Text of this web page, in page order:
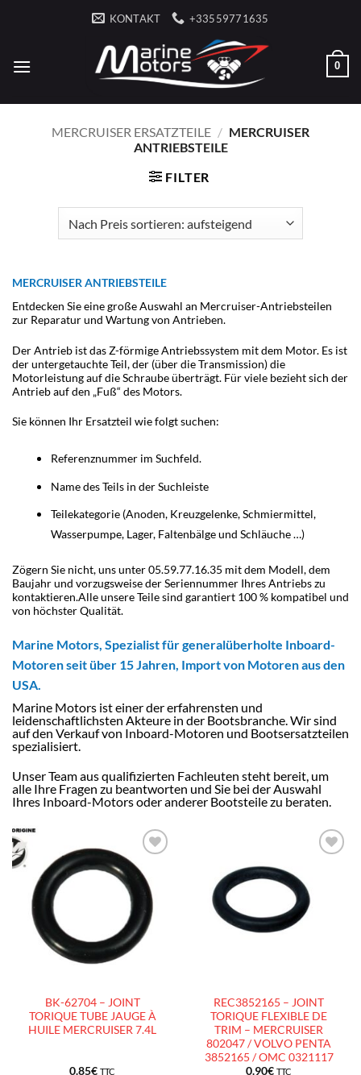
KONTAKT +33559771635
0
MERCRUISER ERSATZTEILE / MERCRUISER
ANTRIEBSTEILE
FILTER
MERCRUISER ANTRIEBSTEILE
Entdecken Sie eine große Auswahl an Mercruiser-Antriebsteilen
zur Reparatur und Wartung von Antrieben.
Der Antrieb ist das Z-förmige Antriebssystem mit dem Motor. Es ist
der untergetauchte Teil, der (über die Transmission) die
Motorleistung auf die Schraube überträgt. Für viele bezieht sich der
Antrieb auf den „Fuß“ des Motors.
Sie können Ihr Ersatzteil wie folgt suchen:
Referenznummer im Suchfeld.
Name des Teils in der Suchleiste
Teilekategorie (Anoden, Kreuzgelenke, Schmiermittel,
Wasserpumpe, Lager, Faltenbälge und Schläuche …)
Zögern Sie nicht, uns unter 05.59.77.16.35 mit dem Modell, dem
Baujahr und vorzugsweise der Seriennummer Ihres Antriebs zu
kontaktieren.Alle unsere Teilesind garantiert 100 % kompatibel und
von höchster Qualität.
Marine Motors, Spezialist für generalüberholte Inboard-
Motoren seit über 15 Jahren, Import von Motoren aus den
USA.
Marine Motors ist einer der erfahrensten und
leidenschaftlichsten Akteure in der Bootsbranche. Wir sind
auf den Verkauf von Inboard-Motoren und Bootsersatzteilen
spezialisiert.
Unser Team aus qualifizierten Fachleuten steht bereit, um
alle Ihre Fragen zu beantworten und Sie bei der Auswahl
Ihres Inboard-Motors oder anderer Bootsteile zu beraten.
AJOUTER
À LA
LISTE
D’ENVIES
BK-62704 – JOINT
TORIQUE TUBE JAUGE À
HUILE MERCRUISER 7.4L
0.85€ TTC
À LA
LISTE
D’ENVIES
REC3852165 – JOINT
TORIQUE FLEXIBLE DE
TRIM – MERCRUISER
802047 / VOLVO PENTA
3852165 / OMC 0321117
0.90€ TTC